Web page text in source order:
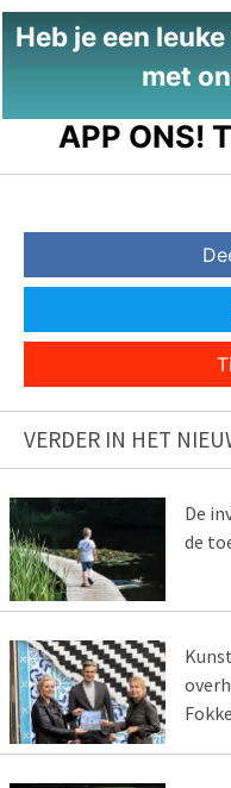
Heb je een
met
APP ONS!
VERDER IN HET
De
de